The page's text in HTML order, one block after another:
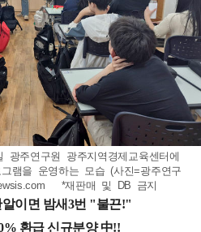
주연구원 광주지역경제교육센터에
램을 운영하는 모습 (사진=광주연구
*재판매 및 DB 금지